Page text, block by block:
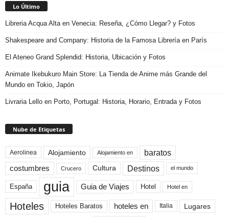
Lo Último
Libreria Acqua Alta en Venecia: Reseña, ¿Cómo Llegar? y Fotos
Shakespeare and Company: Historia de la Famosa Librería en París
El Ateneo Grand Splendid: Historia, Ubicación y Fotos
Animate Ikebukuro Main Store: La Tienda de Anime más Grande del
Mundo en Tokio, Japón
Livraria Lello en Porto, Portugal: Historia, Horario, Entrada y Fotos
Nube de Etiquetas
Aerolinea Alojamiento Alojamiento en baratos
costumbres Crucero Cultura Destinos el mundo
España guia Guia de Viajes Hotel Hotel en
Hoteles Hoteles Baratos hoteles en Italia Lugares